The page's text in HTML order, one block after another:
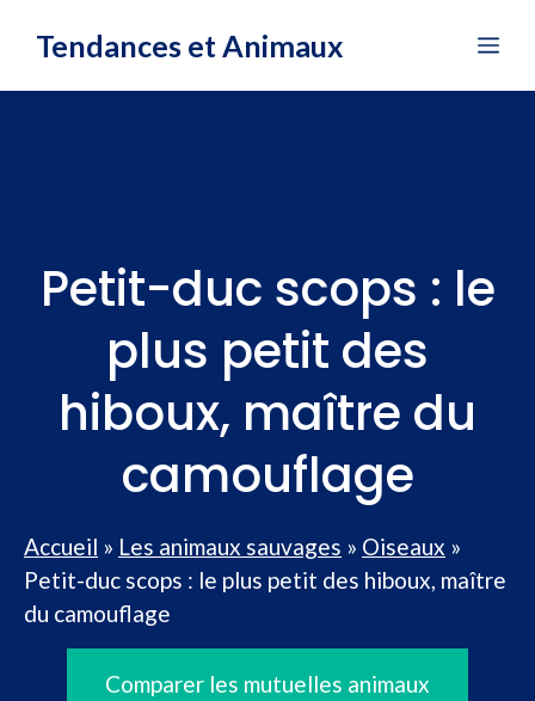
Tendances et Animaux
Petit-duc scops : le
plus petit des
hiboux, maître du
camouflage
Accueil » Les animaux sauvages » Oiseaux »
Petit-duc scops : le plus petit des hiboux, maître
du camouflage
Comparer les mutuelles animaux